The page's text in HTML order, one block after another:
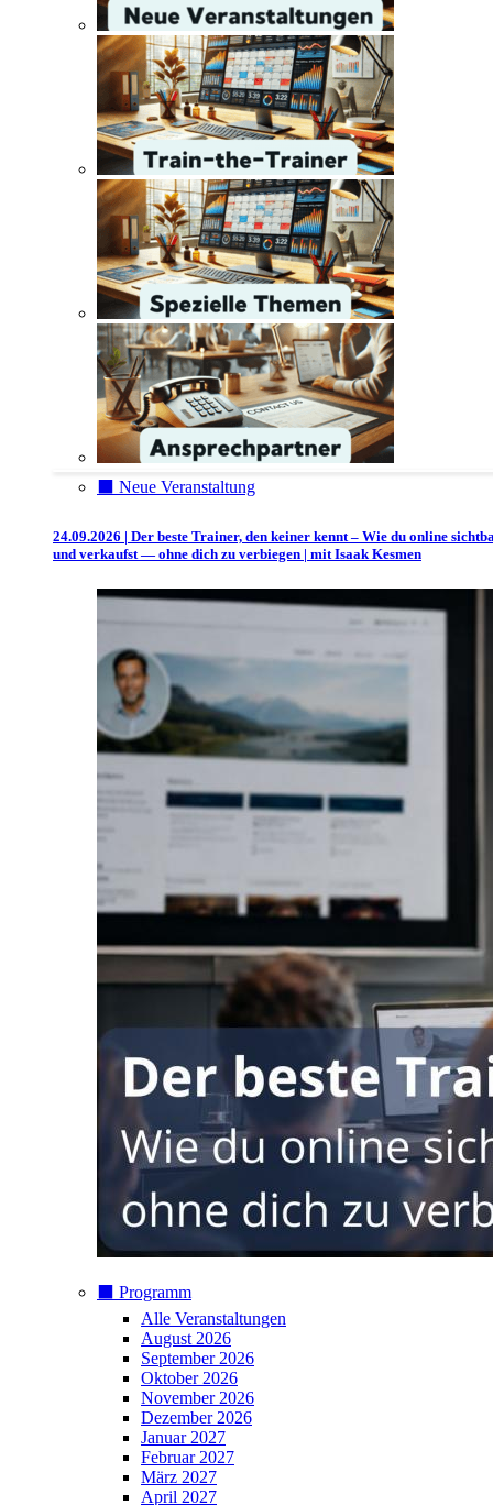
⬛️ Neue Veranstaltung
24.09.2026 | Der beste Trainer, den keiner kennt – Wie du online
und verkaufst — ohne dich zu verbiegen | mit Isaak Kesmen
⬛️ Programm
Alle Veranstaltungen
August 2026
September 2026
Oktober 2026
November 2026
Dezember 2026
Januar 2027
Februar 2027
März 2027
April 2027